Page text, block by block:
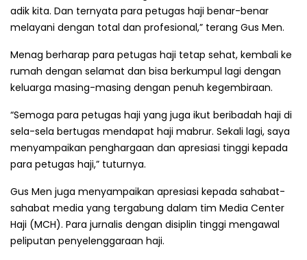
adik kita. Dan ternyata para petugas haji benar-benar
melayani dengan total dan profesional,” terang Gus Men.
Menag berharap para petugas haji tetap sehat, kembali ke
rumah dengan selamat dan bisa berkumpul lagi dengan
keluarga masing-masing dengan penuh kegembiraan.
“Semoga para petugas haji yang juga ikut beribadah haji di
sela-sela bertugas mendapat haji mabrur. Sekali lagi, saya
menyampaikan penghargaan dan apresiasi tinggi kepada
para petugas haji,” tuturnya.
Gus Men juga menyampaikan apresiasi kepada sahabat-
sahabat media yang tergabung dalam tim Media Center
Haji (MCH). Para jurnalis dengan disiplin tinggi mengawal
peliputan penyelenggaraan haji.